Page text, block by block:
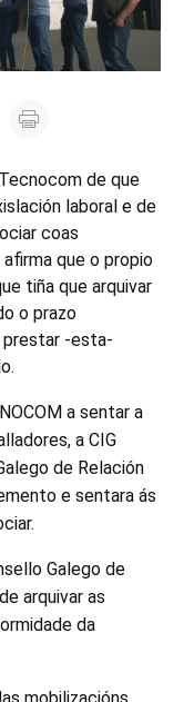
de que
laboral e de
coas
que o propio
tiña que arquivar
o prazo
prestar -esta-
a sentar a
a CIG
de Relación
e sentara ás
Galego de
arquivar as
da